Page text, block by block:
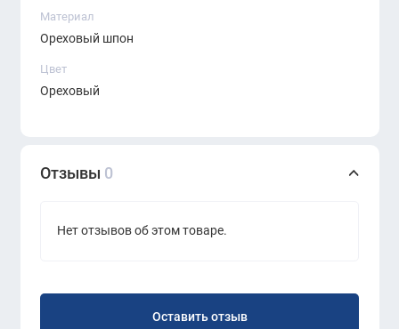
Просторная рабочая зона
Материал
Ореховый шпон
Цвет
Ореховый
Отзывы 0
Нет отзывов об этом товаре.
Оставить отзыв